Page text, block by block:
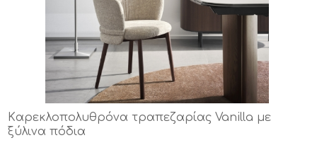
Kαρεκλοπολυθρόνα τραπεζαρίας Vanilla με
ξύλινα πόδια